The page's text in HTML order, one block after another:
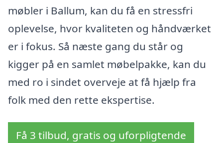
møbler i Ballum, kan du få en stressfri
oplevelse, hvor kvaliteten og håndværket
er i fokus. Så næste gang du står og
kigger på en samlet møbelpakke, kan du
med ro i sindet overveje at få hjælp fra
folk med den rette ekspertise.
Få 3 tilbud, gratis og uforpligtende